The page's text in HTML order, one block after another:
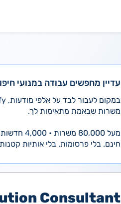
עדיין מחפשים עבודה במנועי
משרות שבאמת מתאימות לך.
מעל 80,000 משרות • 4,000 חדשות ביום
חינם. בלי פרסומות. בלי אותיות
Consultant